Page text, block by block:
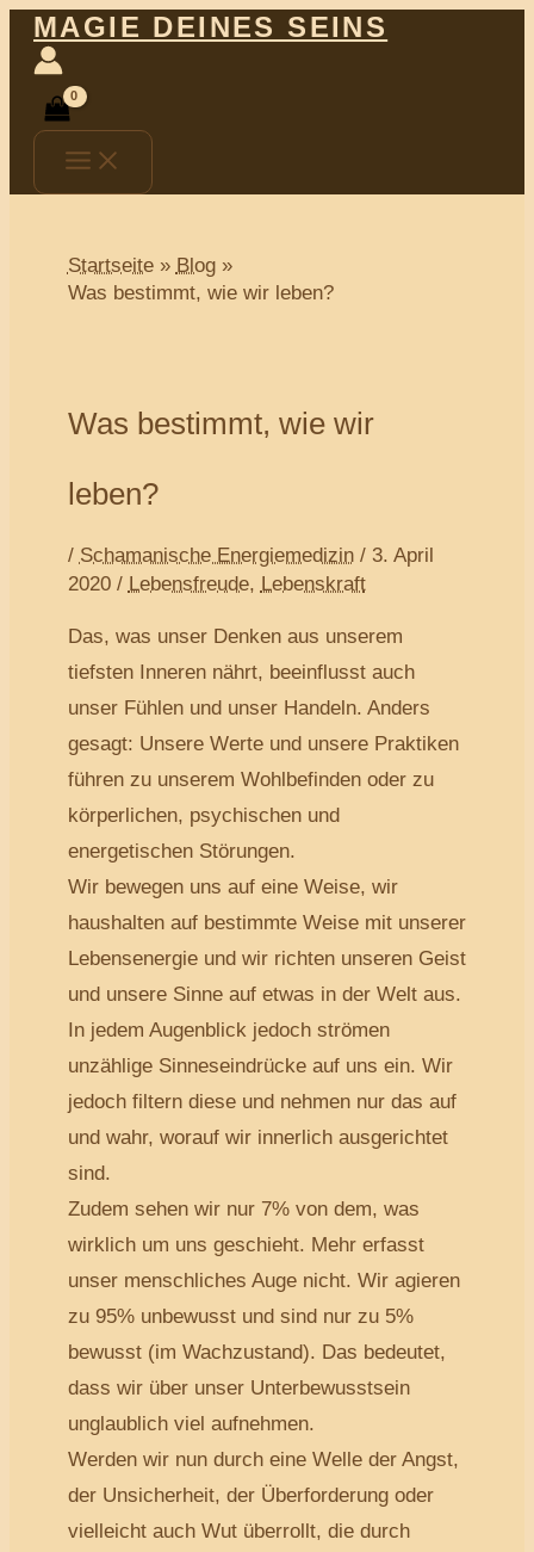
Zum
Inhalt
springen
MAGIE DEINES SEINS
Main
Menu
Startseite
Blog
Was bestimmt, wie wir leben?
Was bestimmt, wie wir
leben?
/ Schamanische Energiemedizin/ 3. April
2020 / Lebensfreude, Lebenskraft
Das, was unser Denken aus unserem
tiefsten Inneren nährt, beeinflusst auch
unser Fühlen und unser Handeln. Anders
gesagt: Unsere Werte und unsere Praktiken
führen zu unserem Wohlbefinden oder zu
körperlichen, psychischen und
energetischen Störungen.
Wir bewegen uns auf eine Weise, wir
haushalten auf bestimmte Weise mit unserer
Lebensenergie und wir richten unseren Geist
und unsere Sinne auf etwas in der Welt aus.
In jedem Augenblick jedoch strömen
unzählige Sinneseindrücke auf uns ein. Wir
jedoch filtern diese und nehmen nur das auf
und wahr, worauf wir innerlich ausgerichtet
sind.
Zudem sehen wir nur 7% von dem, was
wirklich um uns geschieht. Mehr erfasst
unser menschliches Auge nicht. Wir agieren
zu 95% unbewusst und sind nur zu 5%
bewusst (im Wachzustand). Das bedeutet,
dass wir über unser Unterbewusstsein
unglaublich viel aufnehmen.
Werden wir nun durch eine Welle der Angst,
der Unsicherheit, der Überforderung oder
vielleicht auch Wut überrollt, die durch
Post
navigation